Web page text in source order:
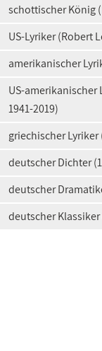
schottischer König
US-Lyriker (Robert
amerikanischer
US-amerikanischer
1941-2019)
griechischer
deutscher Dichter
deutscher
deutscher Klassiker